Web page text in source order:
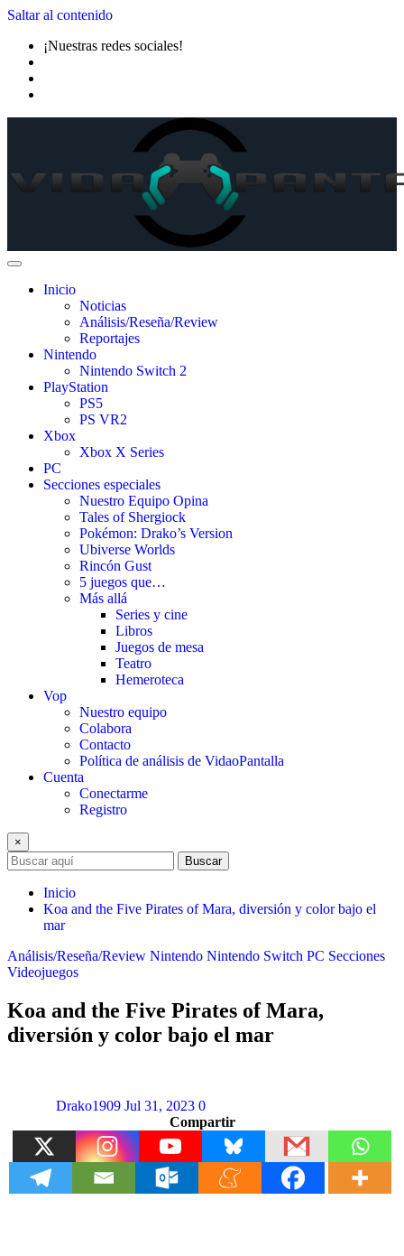
Saltar al contenido
¡Nuestras redes sociales!
Inicio
Noticias
Análisis/Reseña/Review
Reportajes
Nintendo
Nintendo Switch 2
PlayStation
PS5
PS VR2
Xbox
Xbox X Series
PC
Secciones especiales
Nuestro Equipo Opina
Tales of Shergiock
Pokémon: Drako’s Version
Ubiverse Worlds
Rincón Gust
5 juegos que…
Más allá
Series y cine
Libros
Juegos de mesa
Teatro
Hemeroteca
Vop
Nuestro equipo
Colabora
Contacto
Política de análisis de VidaoPantalla
Cuenta
Conectarme
Registro
×
Buscar
Inicio
Koa and the Five Pirates of Mara, diversión y color bajo el
mar
Análisis/Reseña/Review Nintendo Nintendo Switch PC Secciones
Videojuegos
Koa and the Five Pirates of Mara,
diversión y color bajo el mar
Drako1909 Jul 31, 2023 0
Compartir